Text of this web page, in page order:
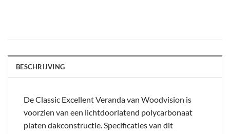
BESCHRIJVING
De Classic Excellent Veranda van Woodvision is
voorzien van een lichtdoorlatend polycarbonaat
platen dakconstructie. Specificaties van dit